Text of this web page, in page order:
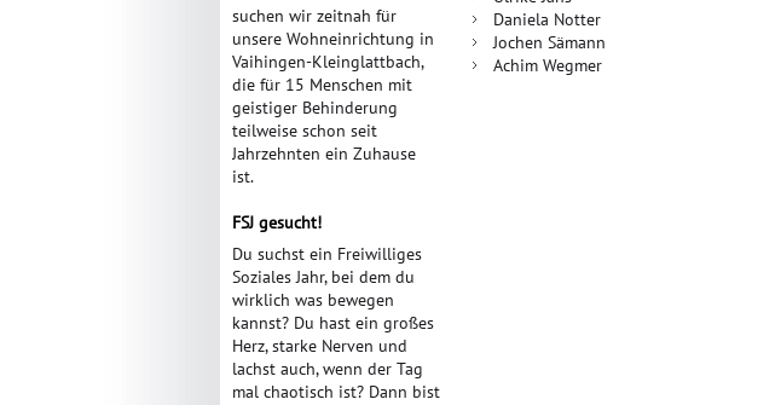
suchen wir zeitnah für
unsere Wohneinrichtung in
Vaihingen-Kleinglattbach,
die für 15 Menschen mit
geistiger Behinderung
teilweise schon seit
Jahrzehnten ein Zuhause
ist.
FSJ gesucht!
Du suchst ein Freiwilliges
Soziales Jahr, bei dem du
wirklich was bewegen
kannst? Du hast ein großes
Herz, starke Nerven und
lachst auch, wenn der Tag
mal chaotisch ist? Dann bist
Daniela Notter
Jochen Sämann
Achim Wegmer